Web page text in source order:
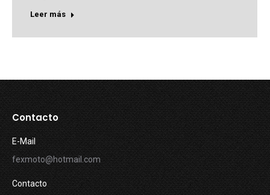
Leer más
Contacto
E-Mail
fexmoto@hotmail.com
Contacto